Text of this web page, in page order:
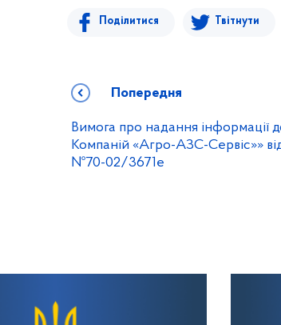
Поділитися Твітнути
Попередня
Вимога про надання інформації
Компаній «Агро-АЗС-Сервіс»»
№70-02/3671е